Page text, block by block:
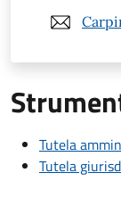
Tutela
Tutela